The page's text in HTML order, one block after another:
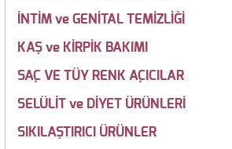
İNTİM ve GENİTAL TEMİZLİĞİ
KAŞ ve KİRPİK BAKIMI
SAÇ VE TÜY RENK AÇICILAR
SELÜLİT ve DİYET ÜRÜNLERİ
SIKILAŞTIRICI ÜRÜNLER